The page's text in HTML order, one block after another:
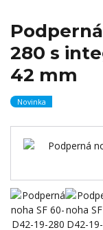
280 s
42 mm
Novinka